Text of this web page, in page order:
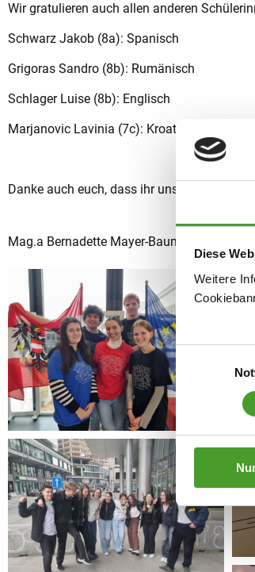
Diese
Weitere
Wir gratulieren auch allen anderen
Schwarz Jakob (8a): Spanisch
Grigoras Sandro (8b): Rumänisch
Schlager Luise (8b): Englisch
Marjanovic Lavinia (7c): Kroatisch
Danke auch euch, dass ihr unsere Schule
Mag.a Bernadette Mayer-Baumgartner